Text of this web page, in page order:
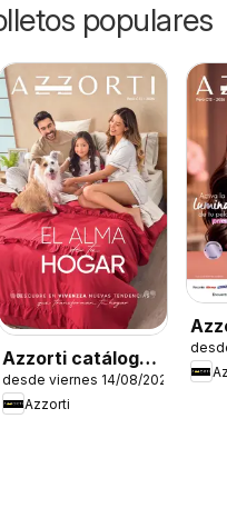
populares
Azzorti catálogo -
Campaña 13
desde viernes 14/08/2026
Azzorti